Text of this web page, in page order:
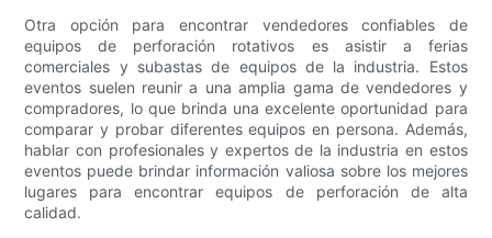
Otra opción para encontrar vendedores confiables de
equipos de perforación rotativos es asistir a ferias
comerciales y subastas de equipos de la industria. Estos
eventos suelen reunir a una amplia gama de vendedores y
compradores, lo que brinda una excelente oportunidad para
comparar y probar diferentes equipos en persona. Además,
hablar con profesionales y expertos de la industria en estos
eventos puede brindar información valiosa sobre los mejores
lugares para encontrar equipos de perforación de alta
calidad.